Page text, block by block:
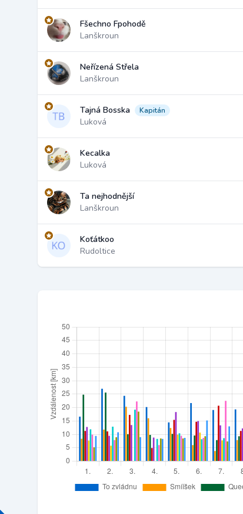
Fšechno Fpohodě
Lanškroun
Neřízená Střela
Lanškroun
Tajná Bosska Kapitán
Luková
Kecalka
Luková
Ta nejhodnější
Lanškroun
Koťátkoo
Rudoltice